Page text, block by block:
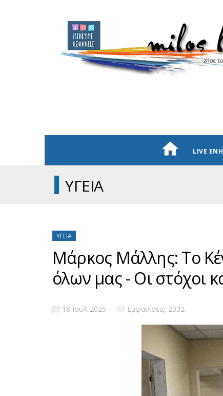
LIVE
ΥΓΕΙΑ
ΥΓΕΊΑ
Μάρκος Μάλλης: Το
όλων μας - Οι στόχοι
18 Ιουλ 2025 Εμφανίσεις: 2332